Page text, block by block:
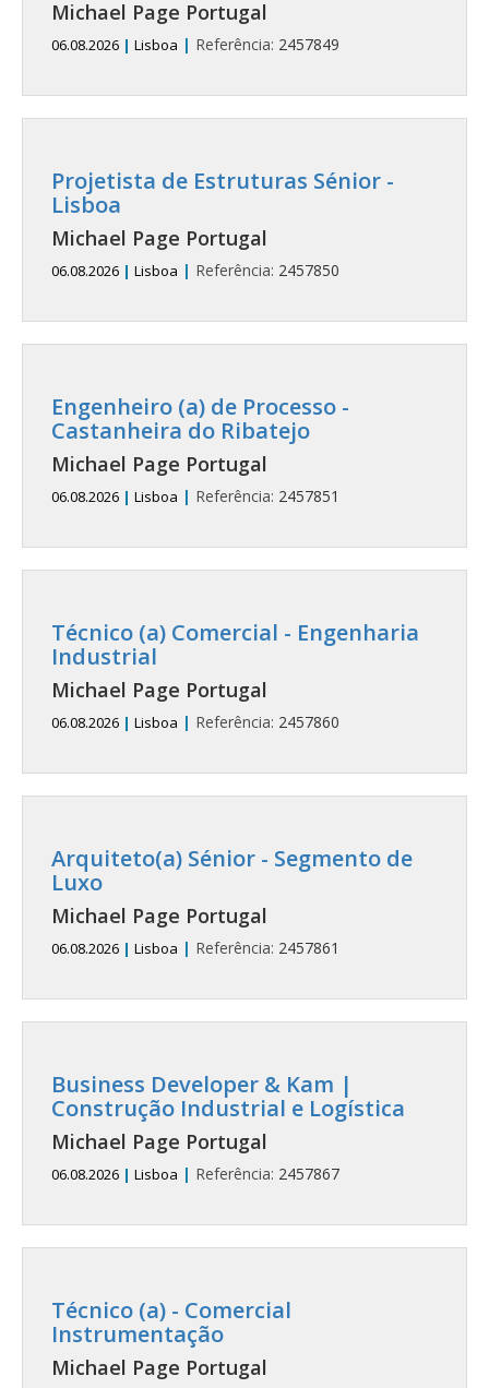
Michael Page Portugal
06.08.2026 | Lisboa | Referência: 2457849
Projetista de Estruturas Sénior -
Lisboa
Michael Page Portugal
06.08.2026 | Lisboa | Referência: 2457850
Engenheiro (a) de Processo -
Castanheira do Ribatejo
Michael Page Portugal
06.08.2026 | Lisboa | Referência: 2457851
Técnico (a) Comercial - Engenharia
Industrial
Michael Page Portugal
06.08.2026 | Lisboa | Referência: 2457860
Arquiteto(a) Sénior - Segmento de
Luxo
Michael Page Portugal
06.08.2026 | Lisboa | Referência: 2457861
Business Developer & Kam |
Construção Industrial e Logística
Michael Page Portugal
06.08.2026 | Lisboa | Referência: 2457867
Técnico (a) - Comercial
Instrumentação
Michael Page Portugal